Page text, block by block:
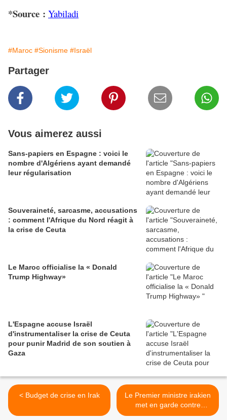
*Source : Yabiladi
#Maroc #Sionisme #Israël
Partager
Vous aimerez aussi
Sans-papiers en Espagne : voici le
nombre d'Algériens ayant demandé
leur régularisation
Souveraineté, sarcasme, accusations
: comment l'Afrique du Nord réagit à
la crise de Ceuta
Le Maroc officialise la « Donald
Trump Highway»
L'Espagne accuse Israël
d'instrumentaliser la crise de Ceuta
pour punir Madrid de son soutien à
Gaza
< Budget de crise en Irak
Le Premier ministre irakien
met en garde contre
l'effondrement de l'Etat